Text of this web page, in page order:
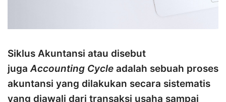
Siklus Akuntansi atau disebut
jugaAccounting Cycle adalah sebuah proses
akuntansi yang dilakukan secara sistematis
yang diawali dari transaksi usaha sampai